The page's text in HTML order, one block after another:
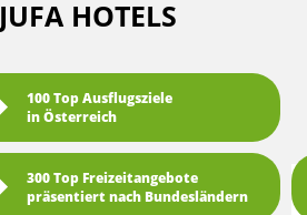
JUFA HOTELS
100 Top Ausflugsziele
in Österreich
300 Top Freizeitangebote
präsentiert nach Bundesländern